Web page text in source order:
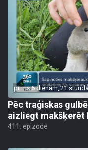
pirms 6 dienām, 21
Pēc traģiskas
aizliegt makšķerēt
411. epizode